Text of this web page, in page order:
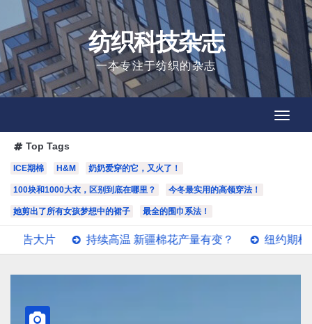
to
content
纺织科技杂志
一本专注于纺织的杂志
Top Tags
ICE期棉 H&M 奶奶爱穿的它，又火了！
100块和1000大衣，区别到底在哪里？ 今冬最实用的高领穿法！
她剪出了所有女孩梦想中的裙子 最全的围巾系法！
持续高温 新疆棉花产量有变？ 纽约期棉8月5日(